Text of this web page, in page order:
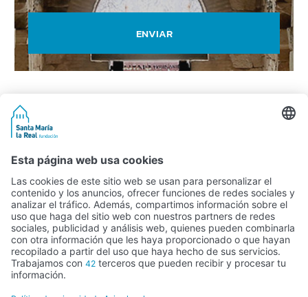
ENVIAR
Actividad subvencionada por el Ministerio de Educación, Cultura y
Deporte